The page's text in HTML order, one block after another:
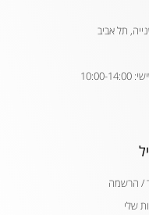
/ הרשמה
שלי